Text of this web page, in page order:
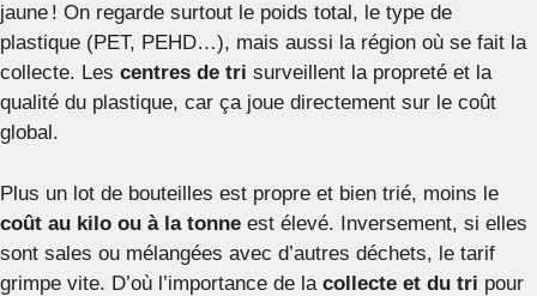
jaune ! On regarde surtout le poids total, le type de
plastique (PET, PEHD…), mais aussi la région où se fait la
collecte. Les centres de tri surveillent la propreté et la
qualité du plastique, car ça joue directement sur le coût
global.
Plus un lot de bouteilles est propre et bien trié, moins le
coût au kilo ou à la tonne est élevé. Inversement, si elles
sont sales ou mélangées avec d’autres déchets, le tarif
grimpe vite. D’où l’importance de la collecte et du tri pour